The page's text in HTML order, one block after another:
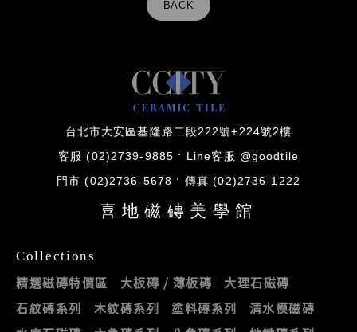
BACK
台北市大安區基隆路二段222號+224號2樓
客服 (02)2739-9885 Line客服 @goodtile
門市 (02)2736-5678 傳真 (02)2736-1222
喜地磁磚美學館
Collections
精選磁磚特價區 大板磚 / 薄板磚
大理石磁磚
石紋磚系列
木紋磚系列 塗料磚系列
清水模磁磚